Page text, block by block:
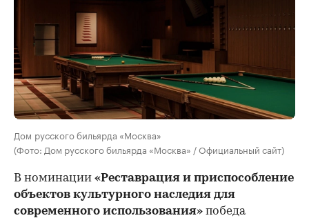
Дом русского бильярда «Москва»
(Фото: Дом русского бильярда «Москва» / Официальный сайт)
В номинации «Реставрация и приспособление
объектов культурного наследия для
современного использования» победа